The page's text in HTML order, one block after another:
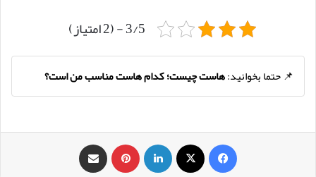
3/5 - (2 امتیاز)
📌 حتما بخوانید:هاست چیست؛ کدام هاست مناسب من است؟
‫پین‌ترست